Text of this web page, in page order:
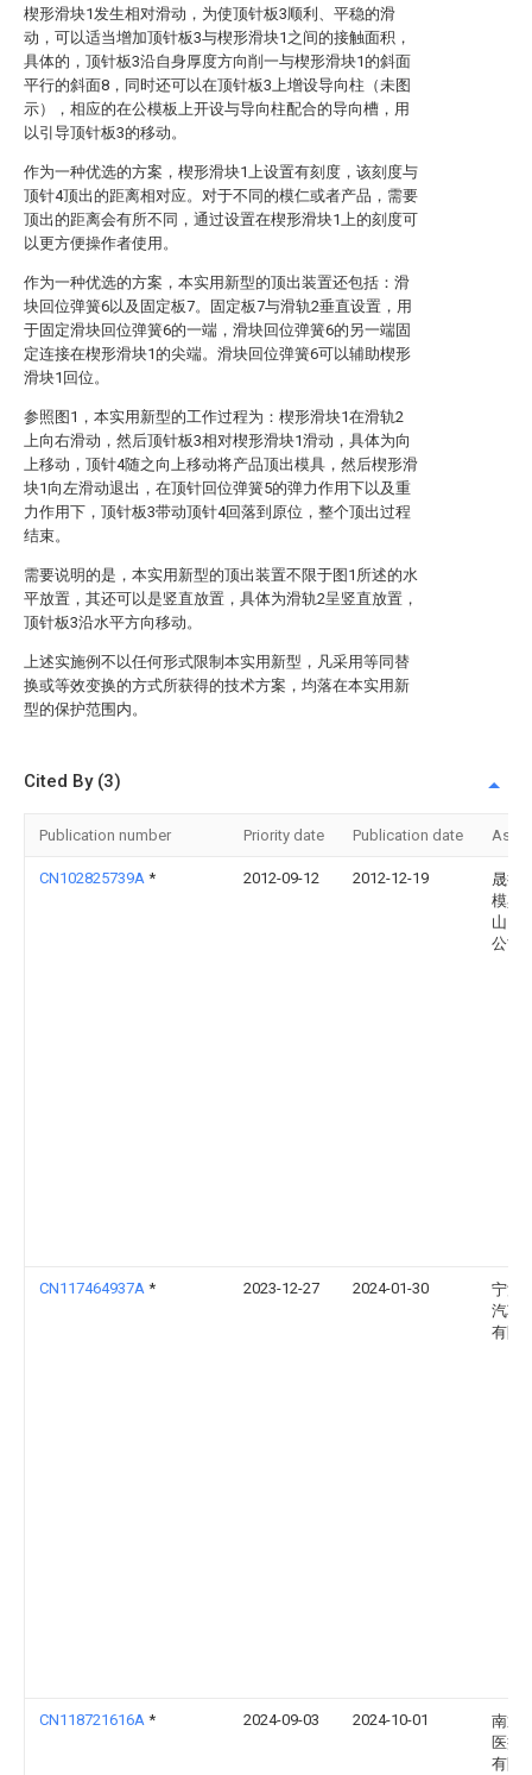
楔形滑块1发生相对滑动，为使顶针板3顺利、平稳的滑
动，可以适当增加顶针板3与楔形滑块1之间的接触面积，
具体的，顶针板3沿自身厚度方向削一与楔形滑块1的斜面
平行的斜面8，同时还可以在顶针板3上增设导向柱（未图
示），相应的在公模板上开设与导向柱配合的导向槽，用
以引导顶针板3的移动。
作为一种优选的方案，楔形滑块1上设置有刻度，该刻度与
顶针4顶出的距离相对应。对于不同的模仁或者产品，需要
顶出的距离会有所不同，通过设置在楔形滑块1上的刻度可
以更方便操作者使用。
作为一种优选的方案，本实用新型的顶出装置还包括：滑
块回位弹簧6以及固定板7。固定板7与滑轨2垂直设置，用
于固定滑块回位弹簧6的一端，滑块回位弹簧6的另一端固
定连接在楔形滑块1的尖端。滑块回位弹簧6可以辅助楔形
滑块1回位。
参照图1，本实用新型的工作过程为：楔形滑块1在滑轨2
上向右滑动，然后顶针板3相对楔形滑块1滑动，具体为向
上移动，顶针4随之向上移动将产品顶出模具，然后楔形滑
块1向左滑动退出，在顶针回位弹簧5的弹力作用下以及重
力作用下，顶针板3带动顶针4回落到原位，整个顶出过程
结束。
需要说明的是，本实用新型的顶出装置不限于图1所述的水
平放置，其还可以是竖直放置，具体为滑轨2呈竖直放置，
顶针板3沿水平方向移动。
上述实施例不以任何形式限制本实用新型，凡采用等同替
换或等效变换的方式所获得的技术方案，均落在本实用新
型的保护范围内。
Cited By (3)
Publication number Priority date Publication date
CN102825739A * 2012-09-12 2012-12-19
晟扬
模具
山）
公司
CN117464937A * 2023-12-27 2024-01-30
宁波
汽车
有限
CN118721616A * 2024-09-03 2024-10-01
南通
医疗
有限